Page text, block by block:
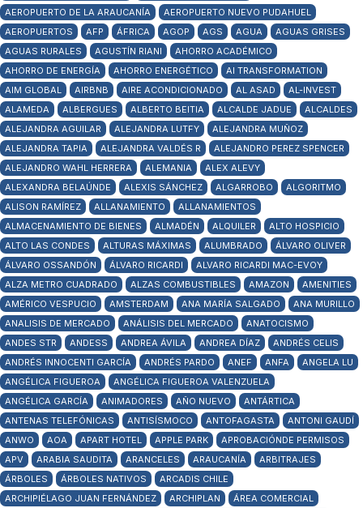
AEROPUERTO DE LA ARAUCANÍA
AEROPUERTO NUEVO PUDAHUEL
AEROPUERTOS
AFP ÁFRICA AGOP AGS AGUA
AGUAS GRISES
AGUAS RURALES
AGUSTÍN RIANI
AHORRO ACADÉMICO
AHORRO DE ENERGÍA
AHORRO ENERGÉTICO
AI TRANSFORMATION
AIM GLOBAL
AIRBNB AIRE ACONDICIONADO AL ASAD
AL-INVEST
ALAMEDA
ALBERGUES ALBERTO BEITIA ALCALDE JADUE
ALCALDES
ALEJANDRA AGUILAR
ALEJANDRA LUTFY
ALEJANDRA MUÑOZ
ALEJANDRA TAPIA
ALEJANDRA VALDÉS R
ALEJANDRO PEREZ SPENCER
ALEJANDRO WAHL HERRERA
ALEMANIA
ALEX ALEVY
ALEXANDRA BELAÚNDE
ALEXIS SÁNCHEZ ALGARROBO
ALGORITMO
ALISON RAMÍREZ
ALLANAMIENTO
ALLANAMIENTOS
ALMACENAMIENTO DE BIENES
ALMADÉN ALQUILER
ALTO HOSPICIO
ALTO LAS CONDES
ALTURAS MÁXIMAS ALUMBRADO
ÁLVARO OLIVER
ÁLVARO OSSANDÓN
ÁLVARO RICARDI
ALVARO RICARDI MAC-EVOY
ALZA METRO CUADRADO
ALZAS COMBUSTIBLES AMAZON
AMENITIES
AMÉRICO VESPUCIO
AMSTERDAM ANA MARÍA SALGADO
ANA MURILLO
ANALISIS DE MERCADO
ANÁLISIS DEL MERCADO
ANATOCISMO
ANDES STR
ANDESS ANDREA ÁVILA ANDREA DÍAZ
ANDRÉS CELIS
ANDRÉS INNOCENTI GARCÍA
ANDRÉS PARDO ANEF ANFA
ANGELA LU
ANGÉLICA FIGUEROA
ANGÉLICA FIGUEROA VALENZUELA
ANGÉLICA GARCÍA
ANIMADORES AÑO NUEVO
ANTÁRTICA
ANTENAS TELEFÓNICAS
ANTISÍSMOCO ANTOFAGASTA
ANTONI GAUDÍ
ANWO
AOA APART HOTEL APPLE PARK
APROBACIÓNDE PERMISOS
APV
ARABIA SAUDITA ARANCELES ARAUCANÍA
ARBITRAJES
ÁRBOLES
ÁRBOLES NATIVOS
ARCADIS CHILE
ARCHIPIÉLAGO JUAN FERNÁNDEZ
ARCHIPLAN
ÁREA COMERCIAL